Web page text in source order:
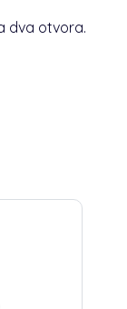
dva otvora.